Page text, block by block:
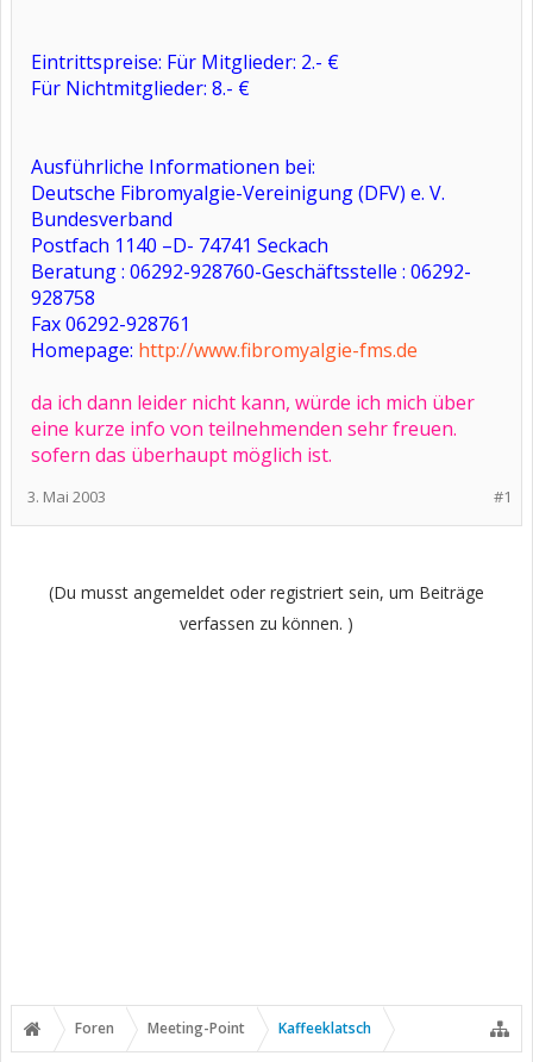
Eintrittspreise: Für Mitglieder: 2.- €
Für Nichtmitglieder: 8.- €
Ausführliche Informationen bei:
Deutsche Fibromyalgie-Vereinigung (DFV) e. V.
Bundesverband
Postfach 1140 –D- 74741 Seckach
Beratung : 06292-928760-Geschäftsstelle : 06292-
928758
Fax 06292-928761
Homepage: http://www.fibromyalgie-fms.de
da ich dann leider nicht kann, würde ich mich über
eine kurze info von teilnehmenden sehr freuen.
sofern das überhaupt möglich ist.
#1
3. Mai 2003
(Du musst angemeldet oder registriert sein, um Beiträge
verfassen zu können. )
Foren Meeting-Point Kaffeeklatsch